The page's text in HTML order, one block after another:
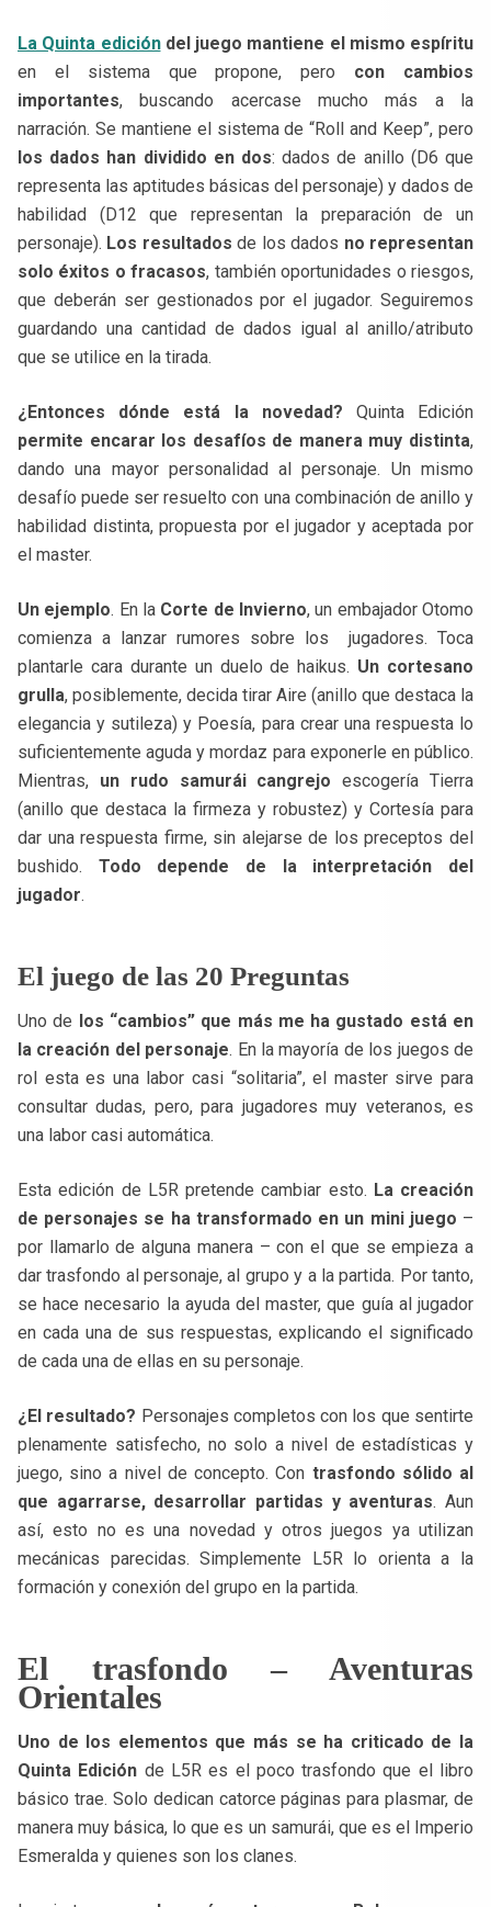
La Quinta edicióndel juego mantiene el mismo espíritu
en el sistema que propone, pero con cambios
importantes, buscando acercase mucho más a la
narración. Se mantiene el sistema de “Roll and Keep”, pero
los dados han dividido en dos: dados de anillo (D6 que
representa las aptitudes básicas del personaje) y dados de
habilidad (D12 que representan la preparación de un
personaje). Los resultados de los dados no representan
solo éxitos o fracasos, también oportunidades o riesgos,
que deberán ser gestionados por el jugador. Seguiremos
guardando una cantidad de dados igual al anillo/atributo
que se utilice en la tirada.
¿Entonces dónde está la novedad? Quinta Edición
permite encarar los desafíos de manera muy distinta,
dando una mayor personalidad al personaje. Un mismo
desafío puede ser resuelto con una combinación de anillo y
habilidad distinta, propuesta por el jugador y aceptada por
el master.
Un ejemplo. En la Corte de Invierno, un embajador Otomo
comienza a lanzar rumores sobre los jugadores. Toca
plantarle cara durante un duelo de haikus. Un cortesano
grulla, posiblemente, decida tirar Aire (anillo que destaca la
elegancia y sutileza) y Poesía, para crear una respuesta lo
suficientemente aguda y mordaz para exponerle en público.
Mientras, un rudo samurái cangrejo escogería Tierra
(anillo que destaca la firmeza y robustez) y Cortesía para
dar una respuesta firme, sin alejarse de los preceptos del
bushido. Todo depende de la interpretación del
jugador.
El juego de las 20 Preguntas
Uno de los “cambios” que más me ha gustado está en
la creación del personaje. En la mayoría de los juegos de
rol esta es una labor casi “solitaria”, el master sirve para
consultar dudas, pero, para jugadores muy veteranos, es
una labor casi automática.
Esta edición de L5R pretende cambiar esto. La creación
de personajes se ha transformado en un mini juego –
por llamarlo de alguna manera – con el que se empieza a
dar trasfondo al personaje, al grupo y a la partida. Por tanto,
se hace necesario la ayuda del master, que guía al jugador
en cada una de sus respuestas, explicando el significado
de cada una de ellas en su personaje.
¿El resultado? Personajes completos con los que sentirte
plenamente satisfecho, no solo a nivel de estadísticas y
juego, sino a nivel de concepto. Con trasfondo sólido al
que agarrarse, desarrollar partidas y aventuras. Aun
así, esto no es una novedad y otros juegos ya utilizan
mecánicas parecidas. Simplemente L5R lo orienta a la
formación y conexión del grupo en la partida.
El trasfondo – Aventuras
Orientales
Uno de los elementos que más se ha criticado de la
Quinta Edición de L5R es el poco trasfondo que el libro
básico trae. Solo dedican catorce páginas para plasmar, de
manera muy básica, lo que es un samurái, que es el Imperio
Esmeralda y quienes son los clanes.